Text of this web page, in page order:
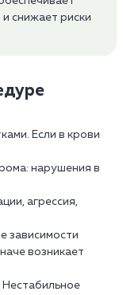
снижает риски
Если в крови
нарушения в
агрессия,
зависимости
возникает